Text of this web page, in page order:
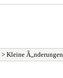
> Kleine Ã„nderungen